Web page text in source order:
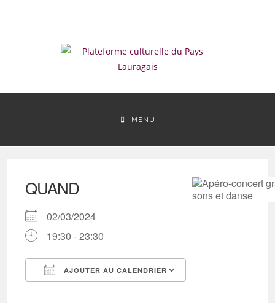
MENU
QUAND
02/03/2024
19:30 - 23:30
AJOUTER AU CALENDRIER